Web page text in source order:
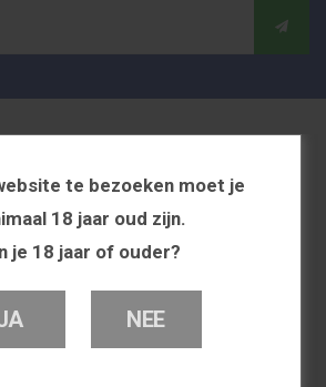
te bezoeken moet je
18 jaar oud zijn.
je 18 jaar of ouder?
NEE
in Nederland